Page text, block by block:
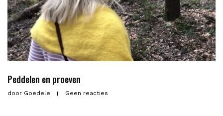
Peddelen en proeven
door Goedele Geen reacties